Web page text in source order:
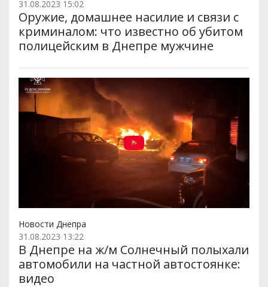
31.08.2023 15:02
Оружие, домашнее насилие и связи с
криминалом: что известно об убитом
полицейским в Днепре мужчине
Новости Днепра
31.08.2023 13:22
В Днепре на ж/м Солнечный полыхали
автомобили на частной автостоянке:
видео